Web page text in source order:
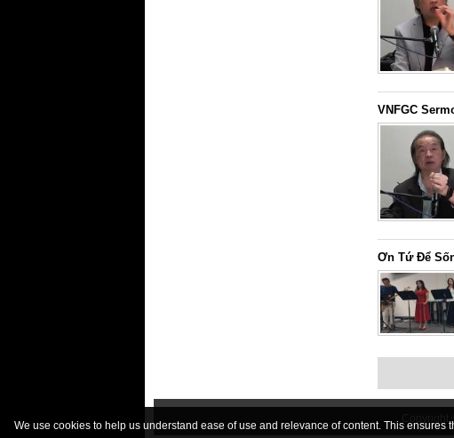
VNFGC
Ơn Tứ Để
Copyright
We use cookies to help us understand ease of use and relevance of content. This